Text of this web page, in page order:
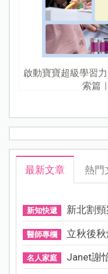
啟動寶寶超級學習
索篇
最新文章 熱門
新知快遞 新北割
醫師專欄 立秋後
名人家庭 Janet謝